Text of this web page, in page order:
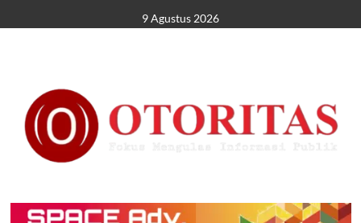
9 Agustus 2026